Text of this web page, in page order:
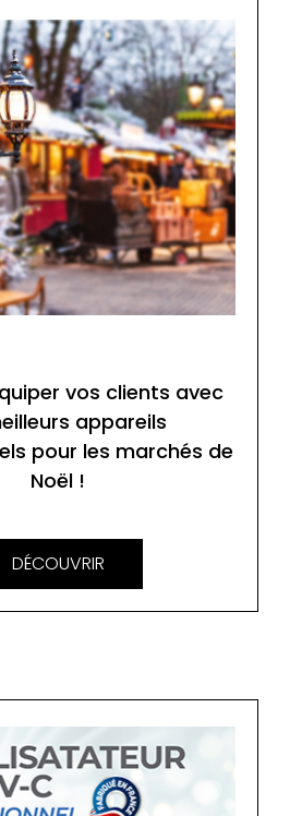
vos clients avec
appareils
pour les marchés de
Noël !
DÉCOUVRIR